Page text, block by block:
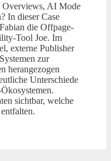
Overviews, AI Mode
In dieser Case
die Offpage-
Tool Joe. Im
externe Publisher
zur
herangezogen
Unterschiede
sichtbar, welche